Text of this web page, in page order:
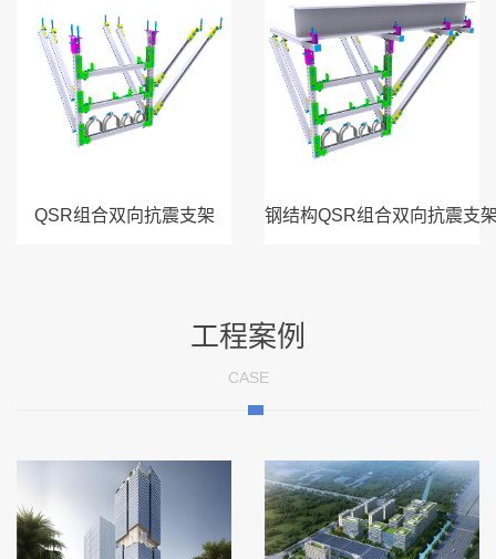
QSR组合双向抗震支架 钢结构QSR组合双向抗震支
工程案例
CASE